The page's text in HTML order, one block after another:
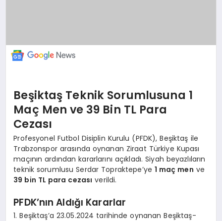
Beşiktaş Teknik Sorumlusuna 1
Maç Men ve 39 Bin TL Para
Cezası
Profesyonel Futbol Disiplin Kurulu (PFDK), Beşiktaş ile
Trabzonspor arasında oynanan Ziraat Türkiye Kupası
maçının ardından kararlarını açıkladı. Siyah beyazlıların
teknik sorumlusu Serdar Topraktepe’ye 1 maç men ve
39 bin TL para cezası verildi.
PFDK’nın Aldığı Kararlar
1. Beşiktaş’a 23.05.2024 tarihinde oynanan Beşiktaş-